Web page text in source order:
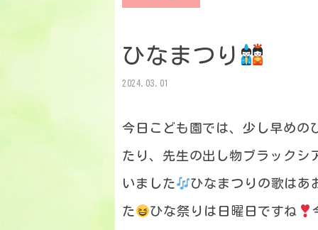
ひなまつり
2024.03.01
今日こども園では、少し早めの
たり、先生の出し物ブラックシ
いました ひなまつりの歌はあ
た ひな祭りは日曜日ですね